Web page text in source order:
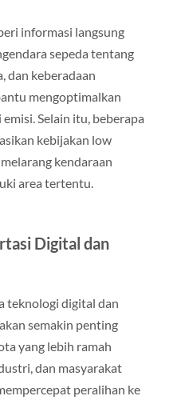
informasi langsung
sepeda tentang
dan keberadaan
mengoptimalkan
Selain itu, beberapa
kebijakan low
kendaraan
area tertentu.
Digital dan
teknologi digital dan
semakin penting
yang lebih ramah
dan masyarakat
peralihan ke